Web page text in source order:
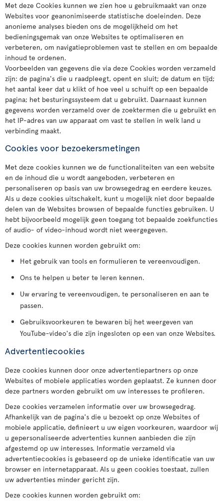
Met deze Cookies kunnen we zien hoe u gebruikmaakt van onze
Websites voor geanonimiseerde statistische doeleinden. Deze
anonieme analyses bieden ons de mogelijkheid om het
bedieningsgemak van onze Websites te optimaliseren en
verbeteren, om navigatieproblemen vast te stellen en om bepaalde
inhoud te ordenen.
Voorbeelden van gegevens die via deze Cookies worden verzameld
zijn: de pagina's die u raadpleegt, opent en sluit; de datum en tijd;
het aantal keer dat u klikt of hoe veel u schuift op een bepaalde
pagina; het besturingssysteem dat u gebruikt. Daarnaast kunnen
gegevens worden verzameld over de zoektermen die u gebruikt en
het IP-adres van uw apparaat om vast te stellen in welk land u
verbinding maakt.
Cookies voor bezoekersmetingen
Met deze cookies kunnen we de functionaliteiten van een website
en de inhoud die u wordt aangeboden, verbeteren en
personaliseren op basis van uw browsegedrag en eerdere keuzes.
Als u deze cookies uitschakelt, kunt u mogelijk niet door bepaalde
delen van de Websites browsen of bepaalde functies gebruiken. U
hebt bijvoorbeeld mogelijk geen toegang tot bepaalde zoekfuncties
of audio- of video-inhoud wordt niet weergegeven.
Deze cookies kunnen worden gebruikt om:
Het gebruik van tools en formulieren te vereenvoudigen.
Ons te helpen u beter te leren kennen.
Uw ervaring te vereenvoudigen, te personaliseren en aan te
passen.
Gebruiksvoorkeuren te bewaren bij het weergeven van
YouTube-video's die zijn ingesloten op een van onze Websites.
Advertentiecookies
Deze cookies kunnen door onze advertentiepartners op onze
Websites of mobiele applicaties worden geplaatst. Ze kunnen door
deze partners worden gebruikt om uw interesses te profileren.
Deze cookies verzamelen informatie over uw browsegedrag.
Afhankelijk van de pagina's die u bezoekt op onze Websites of
mobiele applicatie, definieert u uw eigen voorkeuren, waardoor wij
u gepersonaliseerde advertenties kunnen aanbieden die zijn
afgestemd op uw interesses. Informatie verzameld via
advertentiecookies is gebaseerd op de unieke identificatie van uw
browser en internetapparaat. Als u geen cookies toestaat, zullen
uw advertenties minder gericht zijn.
Deze cookies kunnen worden gebruikt om: